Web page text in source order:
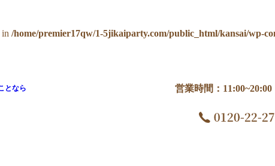
/home/premier17qw/1-5jikaiparty.com/public_html/kansai/wp-
となら 営業時間：